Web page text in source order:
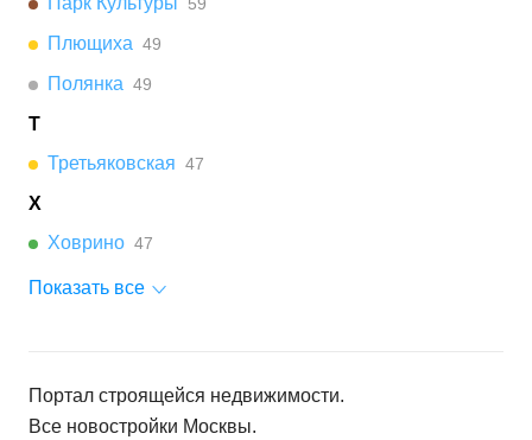
Плющиха 49
Полянка 49
Т
Третьяковская 47
Х
Ховрино 47
Показать все
Портал строящейся недвижимости.
Все новостройки Москвы.